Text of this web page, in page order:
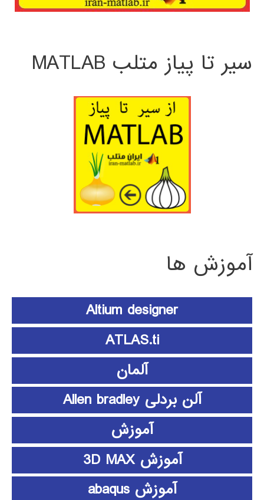
سیر تا پیاز متلب MATLAB
آموزش ها
Altium designer
ATLAS.ti
آلمان
آلن بردلی Allen bradley
آموزش
آموزش 3D MAX
آموزش abaqus